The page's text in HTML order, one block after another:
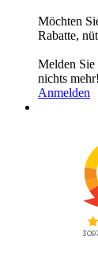
Möchten
Rabatte,
Melden Sie
nichts mehr!
Anmelden